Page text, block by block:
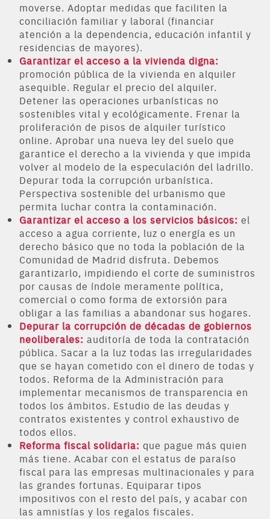
moverse. Adoptar medidas que faciliten la
conciliación familiar y laboral (financiar
atención a la dependencia, educación infantil y
residencias de mayores).
Garantizar el acceso a la vivienda digna:
promoción pública de la vivienda en alquiler
asequible. Regular el precio del alquiler.
Detener las operaciones urbanísticas no
sostenibles vital y ecológicamente. Frenar la
proliferación de pisos de alquiler turístico
online. Aprobar una nueva ley del suelo que
garantice el derecho a la vivienda y que impida
volver al modelo de la especulación del ladrillo.
Depurar toda la corrupción urbanística.
Perspectiva sostenible del urbanismo que
permita luchar contra la contaminación.
Garantizar el acceso a los servicios básicos: el
acceso a agua corriente, luz o energía es un
derecho básico que no toda la población de la
Comunidad de Madrid disfruta. Debemos
garantizarlo, impidiendo el corte de suministros
por causas de índole meramente política,
comercial o como forma de extorsión para
obligar a las familias a abandonar sus hogares.
Depurar la corrupción de décadas de gobiernos
neoliberales: auditoría de toda la contratación
pública. Sacar a la luz todas las irregularidades
que se hayan cometido con el dinero de todas y
todos. Reforma de la Administración para
implementar mecanismos de transparencia en
todos los ámbitos. Estudio de las deudas y
contratos existentes y control exhaustivo de
todos ellos.
Reforma fiscal solidaria: que pague más quien
más tiene. Acabar con el estatus de paraíso
fiscal para las empresas multinacionales y para
las grandes fortunas. Equiparar tipos
impositivos con el resto del país, y acabar con
las amnistías y los regalos fiscales.